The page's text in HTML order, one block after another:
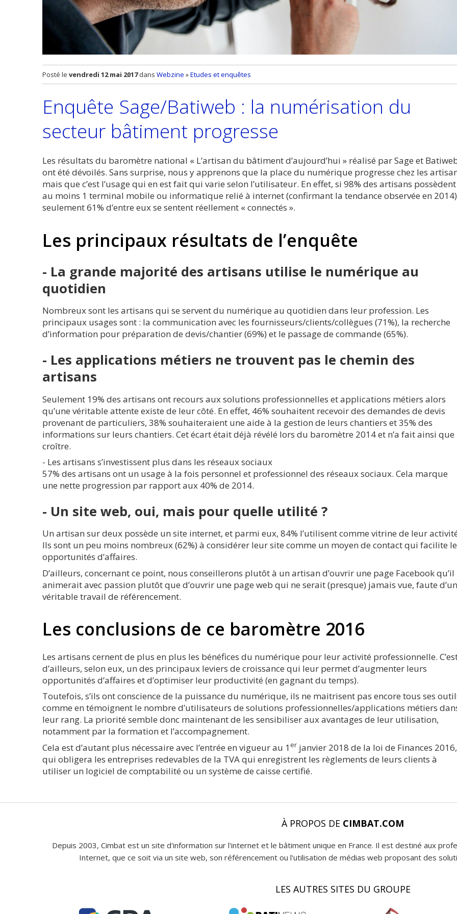
Posté le vendredi 12 mai 2017 dans Webzine »Etudes et enquêtes
Enquête Sage/Batiweb : la numérisation du
secteur bâtiment progresse
Les résultats du baromètre national « L’artisan du bâtiment d’aujourd’hui » réalisé par Sage et
ont été dévoilés. Sans surprise, nous y apprenons que la place du numérique progresse chez les
mais que c’est l’usage qui en est fait qui varie selon l’utilisateur. En effet, si 98% des artisans possèdent
au moins 1 terminal mobile ou informatique relié à internet (confirmant la tendance observée en
seulement 61% d’entre eux se sentent réellement « connectés ».
Les principaux résultats de l’enquête
- La grande majorité des artisans utilise le numérique au
quotidien
Nombreux sont les artisans qui se servent du numérique au quotidien dans leur profession. Les
principaux usages sont : la communication avec les fournisseurs/clients/collègues (71%), la recherche
d’information pour préparation de devis/chantier (69%) et le passage de commande (65%).
- Les applications métiers ne trouvent pas le chemin des
artisans
Seulement 19% des artisans ont recours aux solutions professionnelles et applications métiers alors
qu’une véritable attente existe de leur côté. En effet, 46% souhaitent recevoir des demandes de devis
provenant de particuliers, 38% souhaiteraient une aide à la gestion de leurs chantiers et 35% des
informations sur leurs chantiers. Cet écart était déjà révélé lors du baromètre 2014 et n’a fait ainsi que
croître.
- Les artisans s’investissent plus dans les réseaux sociaux
57% des artisans ont un usage à la fois personnel et professionnel des réseaux sociaux. Cela marque
une nette progression par rapport aux 40% de 2014.
- Un site web, oui, mais pour quelle utilité ?
Un artisan sur deux possède un site internet, et parmi eux, 84% l’utilisent comme vitrine de leur
Ils sont un peu moins nombreux (62%) à considérer leur site comme un moyen de contact qui facilite
opportunités d’affaires.
D’ailleurs, concernant ce point, nous conseillerons plutôt à un artisan d’ouvrir une page Facebook qu’il
animerait avec passion plutôt que d’ouvrir une page web qui ne serait (presque) jamais vue, faute d’un
véritable travail de référencement.
Les conclusions de ce baromètre 2016
Les artisans cernent de plus en plus les bénéfices du numérique pour leur activité professionnelle.
d’ailleurs, selon eux, un des principaux leviers de croissance qui leur permet d’augmenter leurs
opportunités d’affaires et d’optimiser leur productivité (en gagnant du temps).
Toutefois, s’ils ont conscience de la puissance du numérique, ils ne maitrisent pas encore tous ses
comme en témoignent le nombre d’utilisateurs de solutions professionnelles/applications métiers
leur rang. La priorité semble donc maintenant de les sensibiliser aux avantages de leur utilisation,
notamment par la formation et l’accompagnement.
Cela est d’autant plus nécessaire avec l’entrée en vigueur au 1 er janvier 2018 de la loi de Finances 2016,
qui obligera les entreprises redevables de la TVA qui enregistrent les règlements de leurs clients à
utiliser un logiciel de comptabilité ou un système de caisse certifié.
À PROPOS DE CIMBAT.COM
Depuis 2003, Cimbat est un site d'information sur l'internet et le bâtiment unique en France. Il est destiné aux
Internet, que ce soit via un site web, son référencement ou l'utilisation de médias web proposant des
LES AUTRES SITES DU GROUPE